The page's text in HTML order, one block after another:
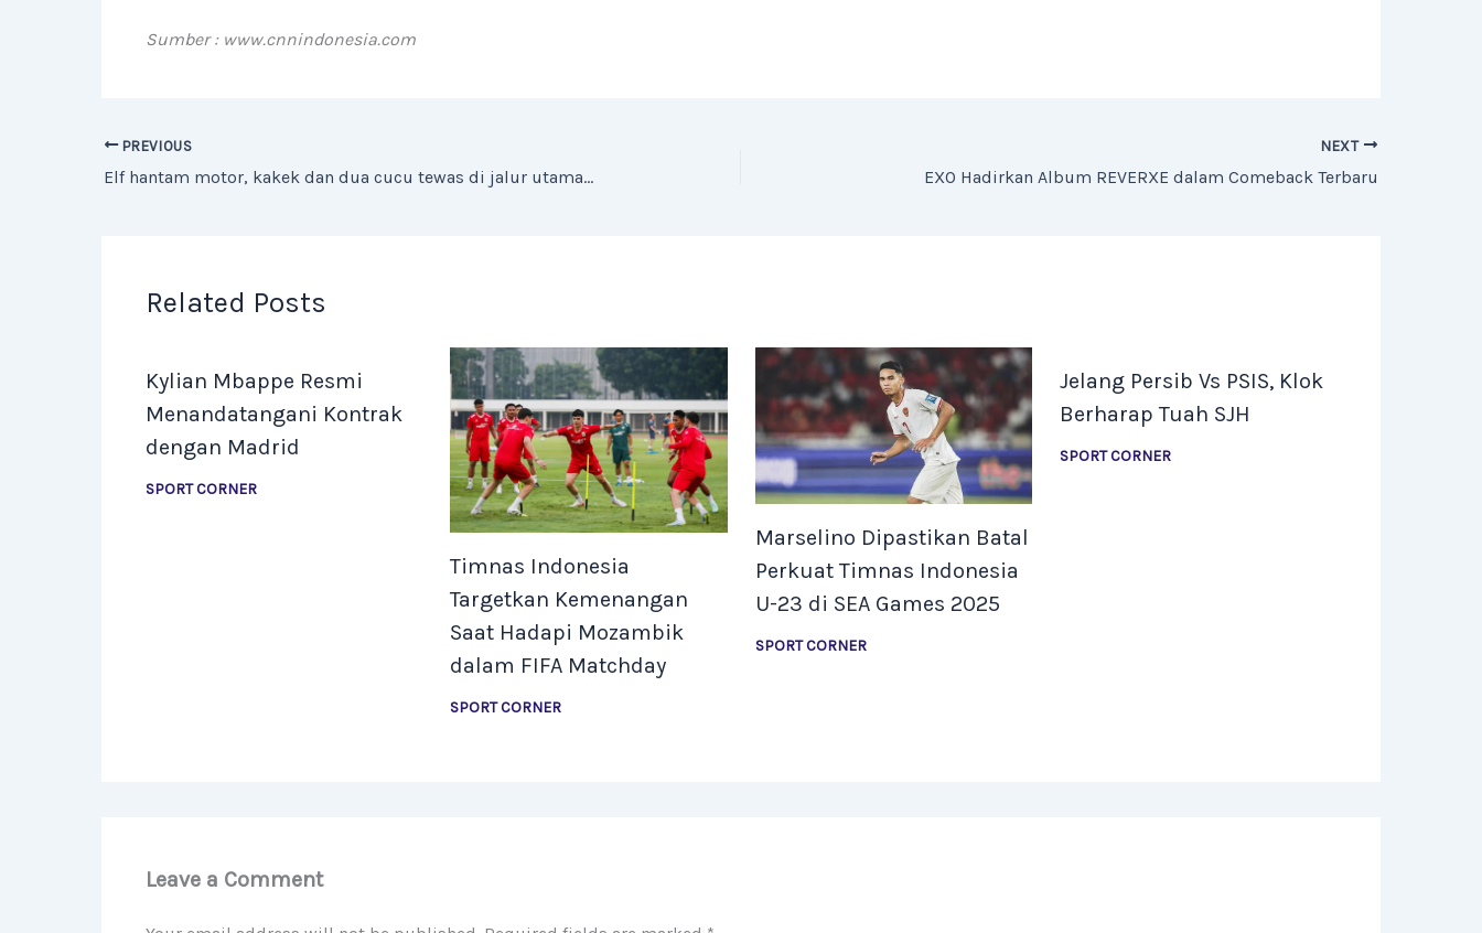
Sumber : www.cnnindonesia.com
PREVIOUS
Elf hantam motor, kakek dan dua cucu tewas di jalur utama Cirebon–Bandung
NEXT
EXO Hadirkan Album REVERXE dalam Comeback Terbaru
Related Posts
Kylian Mbappe Resmi
Menandatangani Kontrak
dengan Madrid
SPORT CORNER
Timnas Indonesia
Targetkan Kemenangan
Saat Hadapi Mozambik
dalam FIFA Matchday
SPORT CORNER
Marselino Dipastikan Batal
Perkuat Timnas Indonesia
U-23 di SEA Games 2025
SPORT CORNER
Jelang Persib Vs PSIS, Klok
Berharap Tuah SJH
SPORT CORNER
Leave a Comment